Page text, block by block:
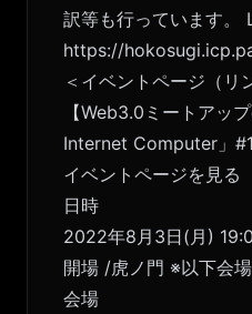
訳等も行っています。
https://
＜イベントページ（リ
【Web3.0ミートアッ
Internet Computer」#1
イベントページを見る
日時
2022年8月3日(月)
開場 /虎ノ門 ※以下会場
会場